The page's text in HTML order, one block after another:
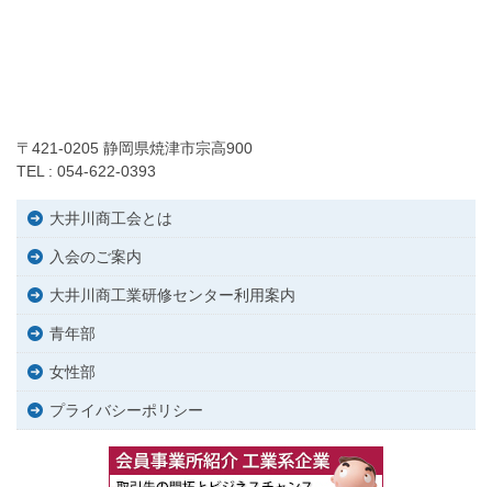
〒421-0205 静岡県焼津市宗高900
TEL : 054-622-0393
大井川商工会とは
入会のご案内
大井川商工業研修センター利用案内
青年部
女性部
プライバシーポリシー